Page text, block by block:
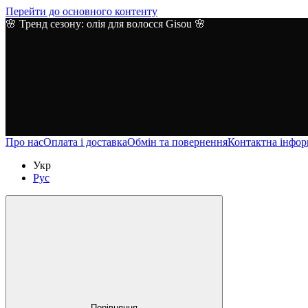
Перейти до основного контенту
🌸 Тренд сезону: олія для волосся Gisou 🌸
Про насОплата і доставкаОбмін та поверненняКонтактна
Укр
Рус